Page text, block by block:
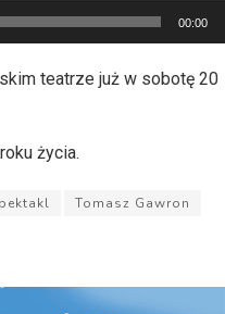
00:00
teatrze już w sobotę 20
życia.
Tomasz Gawron